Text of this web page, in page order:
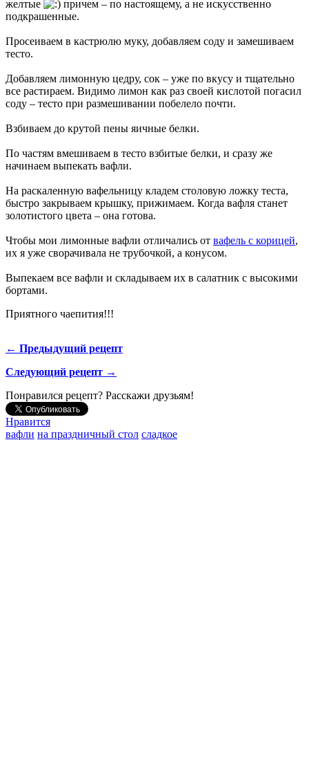
желтые
причем – по настоящему, а не искусственно
подкрашенные.
Просеиваем в кастрюлю муку, добавляем соду и замешиваем
тесто.
Добавляем лимонную цедру, сок – уже по вкусу и тщательно
все растираем. Видимо лимон как раз своей кислотой погасил
соду – тесто при размешивании побелело почти.
Взбиваем до крутой пены яичные белки.
По частям вмешиваем в тесто взбитые белки, и сразу же
начинаем выпекать вафли.
На раскаленную вафельницу кладем столовую ложку теста,
быстро закрываем крышку, прижимаем. Когда вафля станет
золотистого цвета – она готова.
Чтобы мои лимонные вафли отличались от вафель с корицей,
их я уже сворачивала не трубочкой, а конусом.
Выпекаем все вафли и складываем их в салатник с высокими
бортами.
Приятного чаепития!!!
← Предыдущий рецепт
Следующий рецепт →
Понравился рецепт? Расскажи друзьям!
Нравится
вафли на праздничный стол сладкое